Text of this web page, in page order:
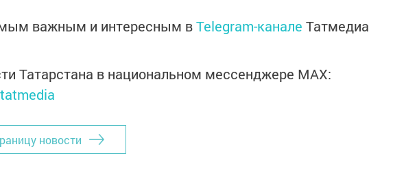
важным и интересным вTelegram-канале Татмедиа
Татарстана в национальном мессенджере MАХ:
новости